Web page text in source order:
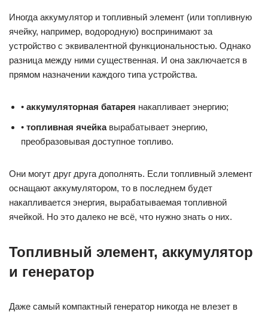
Иногда аккумулятор и топливный элемент (или топливную
ячейку, например, водородную) воспринимают за
устройство с эквивалентной функциональностью. Однако
разница между ними существенная. И она заключается в
прямом назначении каждого типа устройства.
• аккумуляторная батарея накапливает энергию;
• топливная ячейкавырабатывает энергию,
преобразовывая доступное топливо.
Они могут друг друга дополнять. Если топливный элемент
оснащают аккумулятором, то в последнем будет
накапливается энергия, вырабатываемая топливной
ячейкой. Но это далеко не всё, что нужно знать о них.
Топливный элемент, аккумулятор
и генератор
Даже самый компактный генератор никогда не влезет в